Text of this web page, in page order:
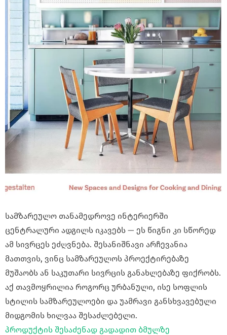
სამზარეულო თანამედროვე ინტერიერში
ცენტრალური ადგილს იკავებს — ეს წიგნი კი სწორედ
ამ სივრცეს ეძღვნება. შესანიშნავი არჩევანია
მათთვის, ვინც სამზარეულოს პროექტირებაზე
მუშაობს ან საკუთარი სივრცის განახლებაზე ფიქრობს.
აქ თავმოყრილია როგორც ურბანული, ისე სოფლის
სტილის სამზარეულოები და უამრავი განსხვავებული
მიდგომის ხილვაა შესაძლებელი.
პროდუქტის შესაძენად გადადით ბმულზე